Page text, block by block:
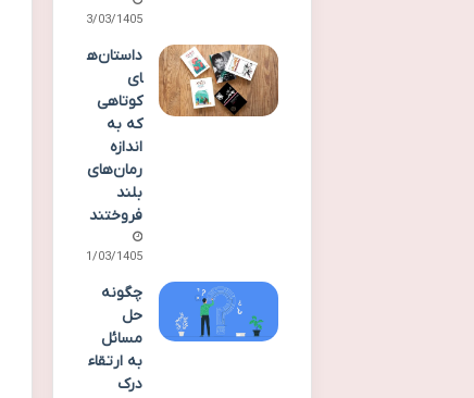
23/03/1405
داستان‌ه
ای
کوتاهی
که به
اندازه
رمان‌های
بلند
فروختند
21/03/1405
چگونه
حل
مسائل
به ارتقاء
درک